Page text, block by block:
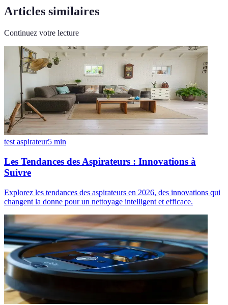
Articles similaires
Continuez votre lecture
test aspirateur5 min
Les Tendances des Aspirateurs : Innovations à
Suivre
Explorez les tendances des aspirateurs en 2026, des innovations qui
changent la donne pour un nettoyage intelligent et efficace.